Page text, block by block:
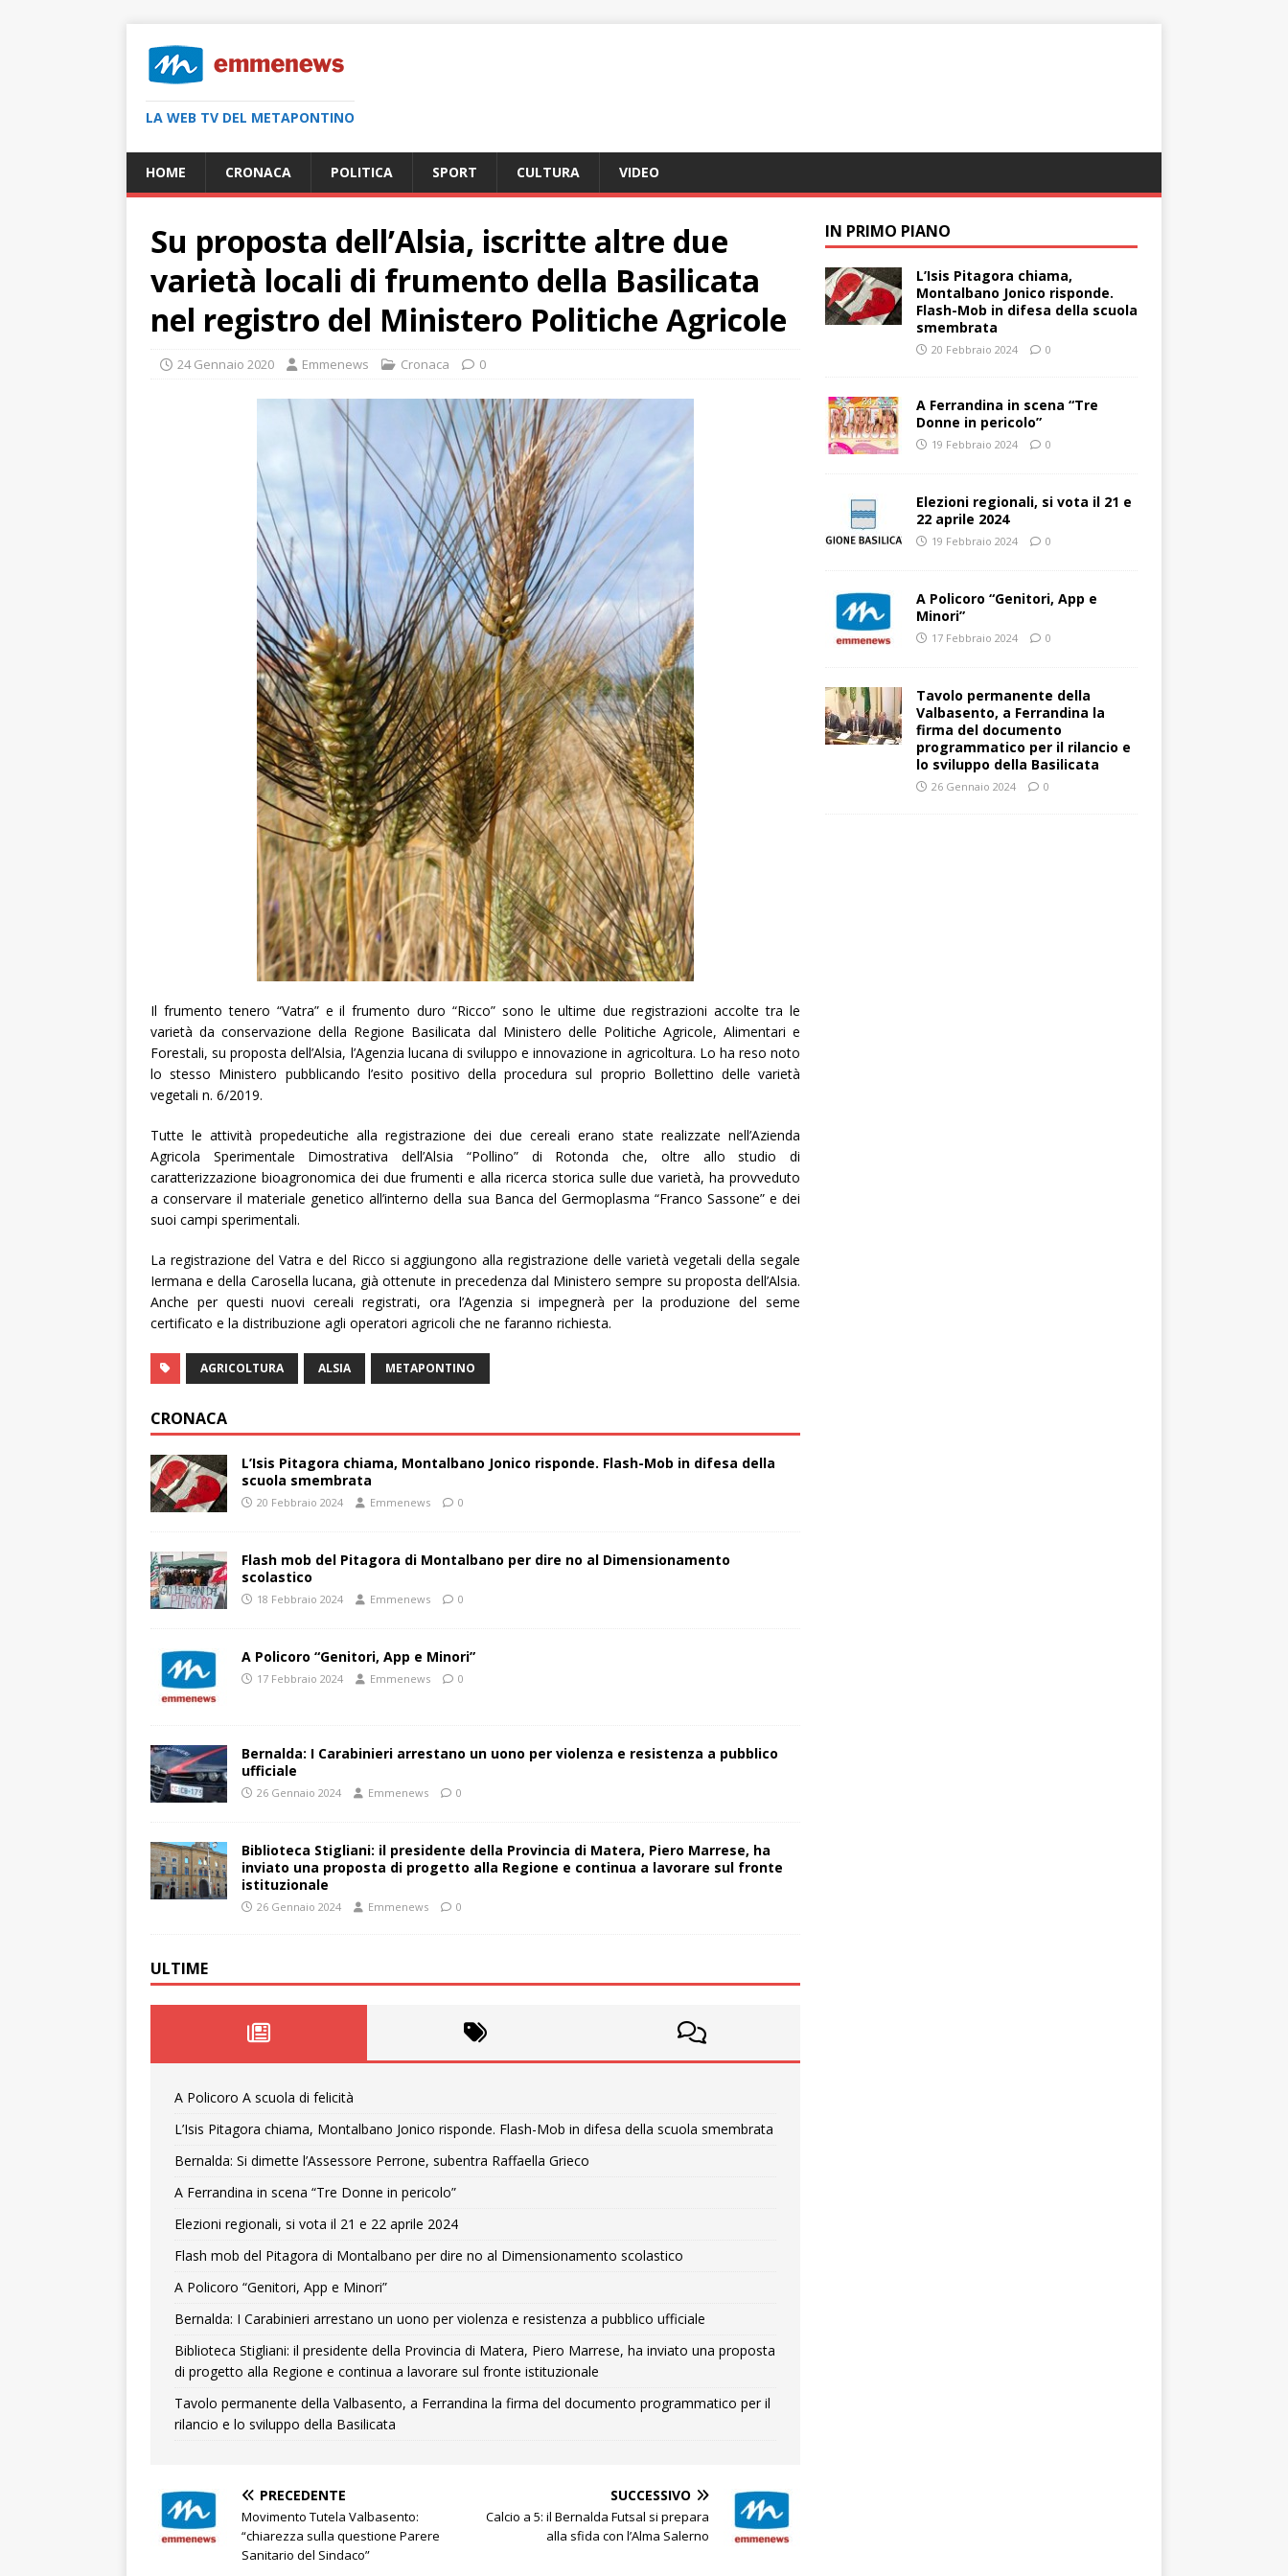
LA WEB TV DEL METAPONTINO
HOME CRONACA POLITICA SPORT CULTURA VIDEO
Su proposta dell’Alsia, iscritte altre due
varietà locali di frumento della Basilicata
nel registro del Ministero Politiche Agricole
24 Gennaio 2020 Emmenews Cronaca 0
Il frumento tenero “Vatra” e il frumento duro “Ricco” sono le ultime due registrazioni accolte tra le
varietà da conservazione della Regione Basilicata dal Ministero delle Politiche Agricole, Alimentari e
Forestali, su proposta dell’Alsia, l’Agenzia lucana di sviluppo e innovazione in agricoltura. Lo ha reso noto
lo stesso Ministero pubblicando l’esito positivo della procedura sul proprio Bollettino delle varietà
vegetali n. 6/2019.
Tutte le attività propedeutiche alla registrazione dei due cereali erano state realizzate nell’Azienda
Agricola Sperimentale Dimostrativa dell’Alsia “Pollino” di Rotonda che, oltre allo studio di
caratterizzazione bioagronomica dei due frumenti e alla ricerca storica sulle due varietà, ha provveduto
a conservare il materiale genetico all’interno della sua Banca del Germoplasma “Franco Sassone” e dei
suoi campi sperimentali.
La registrazione del Vatra e del Ricco si aggiungono alla registrazione delle varietà vegetali della segale
Iermana e della Carosella lucana, già ottenute in precedenza dal Ministero sempre su proposta dell’Alsia.
Anche per questi nuovi cereali registrati, ora l’Agenzia si impegnerà per la produzione del seme
certificato e la distribuzione agli operatori agricoli che ne faranno richiesta.
AGRICOLTURA ALSIA METAPONTINO
CRONACA
L’Isis Pitagora chiama, Montalbano Jonico risponde. Flash-Mob in difesa della
scuola smembrata
20 Febbraio 2024 Emmenews 0
Flash mob del Pitagora di Montalbano per dire no al Dimensionamento
scolastico
18 Febbraio 2024 Emmenews 0
A Policoro “Genitori, App e Minori”
17 Febbraio 2024 Emmenews 0
Bernalda: I Carabinieri arrestano un uono per violenza e resistenza a pubblico
ufficiale
26 Gennaio 2024 Emmenews 0
Biblioteca Stigliani: il presidente della Provincia di Matera, Piero Marrese, ha
inviato una proposta di progetto alla Regione e continua a lavorare sul fronte
istituzionale
26 Gennaio 2024 Emmenews 0
ULTIME
A Policoro A scuola di felicità
L’Isis Pitagora chiama, Montalbano Jonico risponde. Flash-Mob in difesa della scuola smembrata
Bernalda: Si dimette l’Assessore Perrone, subentra Raffaella Grieco
A Ferrandina in scena “Tre Donne in pericolo”
Elezioni regionali, si vota il 21 e 22 aprile 2024
Flash mob del Pitagora di Montalbano per dire no al Dimensionamento scolastico
A Policoro “Genitori, App e Minori”
Bernalda: I Carabinieri arrestano un uono per violenza e resistenza a pubblico ufficiale
Biblioteca Stigliani: il presidente della Provincia di Matera, Piero Marrese, ha inviato una proposta
di progetto alla Regione e continua a lavorare sul fronte istituzionale
Tavolo permanente della Valbasento, a Ferrandina la firma del documento programmatico per il
rilancio e lo sviluppo della Basilicata
PRECEDENTE
Movimento Tutela Valbasento:
“chiarezza sulla questione Parere
Sanitario del Sindaco”
SUCCESSIVO
Calcio a 5: il Bernalda Futsal si prepara
alla sfida con l’Alma Salerno
IN PRIMO PIANO
L’Isis Pitagora chiama,
Montalbano Jonico risponde.
Flash-Mob in difesa della scuola
smembrata
20 Febbraio 2024 0
A Ferrandina in scena “Tre
Donne in pericolo”
19 Febbraio 2024 0
Elezioni regionali, si vota il 21 e
22 aprile 2024
19 Febbraio 2024 0
A Policoro “Genitori, App e
Minori”
17 Febbraio 2024 0
Tavolo permanente della
Valbasento, a Ferrandina la
firma del documento
programmatico per il rilancio e
lo sviluppo della Basilicata
26 Gennaio 2024 0